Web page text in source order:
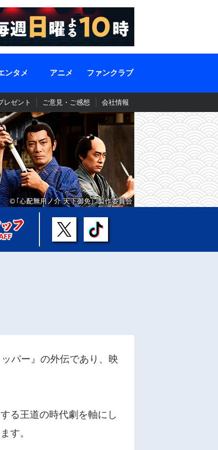
ンタメ アニメ ファンクラブ
レゼント ご意見・ご感想 会社情報
パー』の外伝であり、映
る王道の時代劇を軸にし
す。